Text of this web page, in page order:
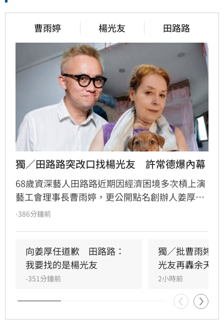
曹雨婷 楊光友 田路路
獨／田路路突改口找楊光友　許常德爆內幕
68歲資深藝人田路路近期因經濟困境多次槓上演
藝工會理事長曹雨婷，更公開點名創辦人姜厚任
出面，事後卻發文坦言搞錯對象，真正想找的是
德出面緩頰，建議田路路應先安頓好生活，並提
議透過口述歷史記錄資深藝人的故事。許常德同
時批評現任理事長曹雨婷不應神隱，呼籲工會應
展現具體作為照顧資深藝人，而非僅提供勞健保
功能。整起事件引發關注，田路路則強調目前先
處理身體狀況，後續發展仍待觀察。
-386分鐘前
向姜厚任道歉　田路路：
我要找的是楊光友
-351分鐘前
獨／批曹雨婷
光友再轟余天工
2小時前